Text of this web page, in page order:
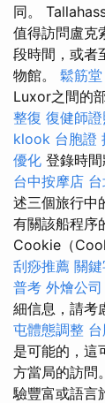
同。
值得訪問盧克
段時間，或者
物館。 鬆筋堂
Luxor之間的
整復 復健師證
klook 台胞證
優化 登錄時間
台中按摩店
述三個旅行中
有關該船程序
Cookie（
刮痧推薦 關
普考 外燴公司
細信息，請考
屯體態調整
是可能的，這
方當局的訪問
驗豐富或語言